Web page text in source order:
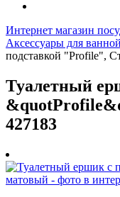
Интернет магазин
Аксессуары для
подставкой "Profile",
Туалетный
427183